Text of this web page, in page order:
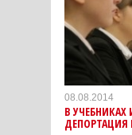
08.08.2014
В
ДЕПОРТАЦИЯ